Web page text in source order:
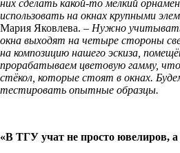
них сделать какой-то мелкий
использовать на окнах крупными
Мария Яковлева. – Нужно
окна выходят на четыре стороны
на композицию нашего эскиза,
прорабатываем цветовую гамму,
стёкол, которые стоят в окнах.
тестировать опытные образцы.
«В ТГУ учат не просто ювелиров, а